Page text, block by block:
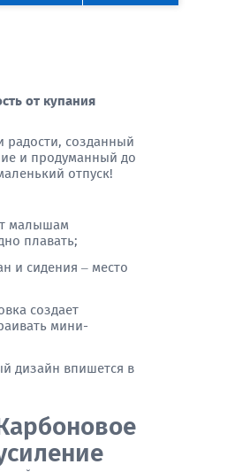
от купания
радости, созданный
и продуманный до
отпуск!
малышам
плавать;
и сидения – место
создает
мини-
дизайн впишется в